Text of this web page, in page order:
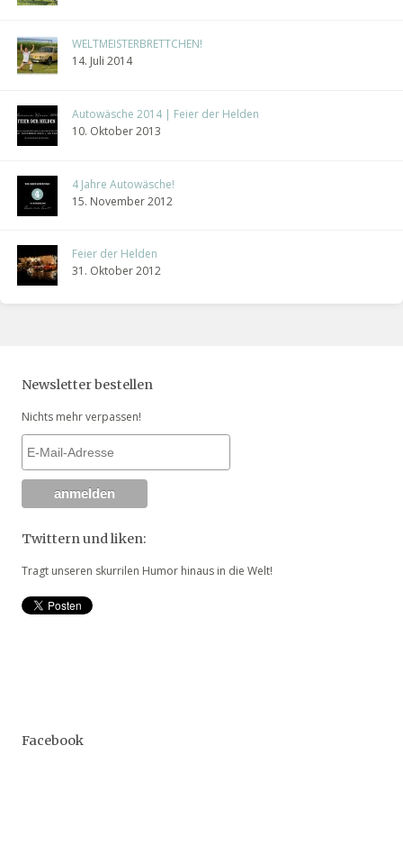
WELTMEISTERBRETTCHEN!
14. Juli 2014
Autowäsche 2014 | Feier der Helden
10. Oktober 2013
4 Jahre Autowäsche!
15. November 2012
Feier der Helden
31. Oktober 2012
Newsletter bestellen
Nichts mehr verpassen!
Twittern und liken:
Tragt unseren skurrilen Humor hinaus in die Welt!
Facebook